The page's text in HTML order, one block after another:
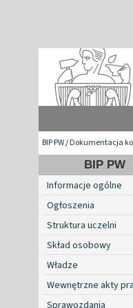
BIP PW/Dokumentacja
BIP PW
Informacje ogólne
Ogłoszenia
Struktura uczelni
Skład osobowy
Władze
Wewnętrzne akty
Sprawozdania